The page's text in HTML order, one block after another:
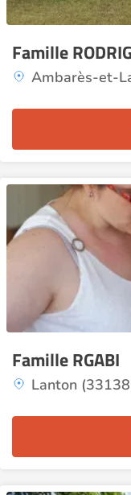
Famille
Ambarès-et-
Famille RGABI
Lanton